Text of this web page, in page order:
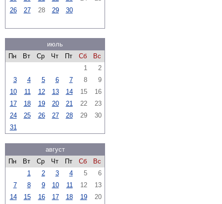
26
27 28 29 30
июль
Пн
Вт Ср Чт Пт Сб
Вс
1
2
3
4 5 6 7 8
9
10
11 12 13 14 15
16
17
18 19 20 21 22
23
24
25 26 27 28 29
30
31
август
Пн
Вт Ср Чт Пт Сб
Вс
1
2 3 4 5
6
7
8 9 10 11 12
13
14
15 16 17 18 19
20